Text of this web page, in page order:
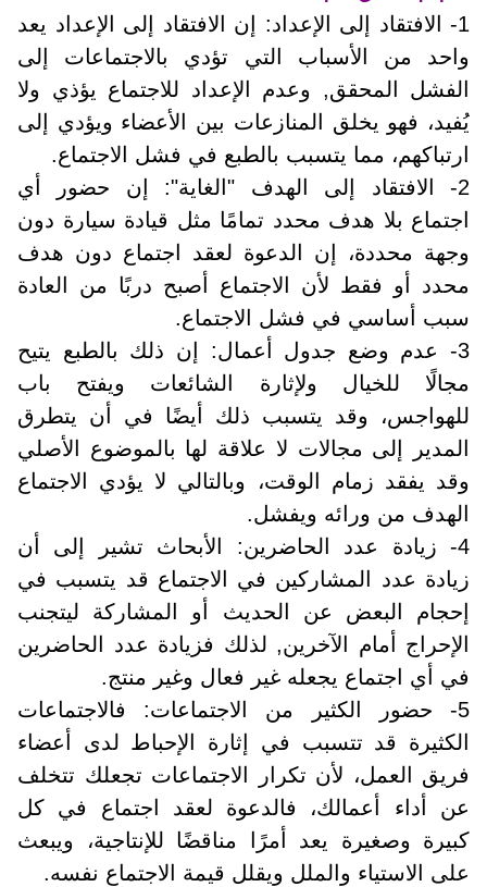
1- الافتقاد إلى الإعداد: إن الافتقاد إلى الإعداد يعد
واحد من الأسباب التي تؤدي بالاجتماعات إلى
الفشل المحقق, وعدم الإعداد للاجتماع يؤذي ولا
يُفيد، فهو يخلق المنازعات بين الأعضاء ويؤدي إلى
ارتباكهم، مما يتسبب بالطبع في فشل الاجتماع.
2- الافتقاد إلى الهدف "الغاية": إن حضور أي
اجتماع بلا هدف محدد تمامًا مثل قيادة سيارة دون
وجهة محددة، إن الدعوة لعقد اجتماع دون هدف
محدد أو فقط لأن الاجتماع أصبح دربًا من العادة
سبب أساسي في فشل الاجتماع.
3- عدم وضع جدول أعمال: إن ذلك بالطبع يتيح
مجالًا للخيال ولإثارة الشائعات ويفتح باب
للهواجس، وقد يتسبب ذلك أيضًا في أن يتطرق
المدير إلى مجالات لا علاقة لها بالموضوع الأصلي
وقد يفقد زمام الوقت، وبالتالي لا يؤدي الاجتماع
الهدف من ورائه ويفشل.
4- زيادة عدد الحاضرين: الأبحاث تشير إلى أن
زيادة عدد المشاركين في الاجتماع قد يتسبب في
إحجام البعض عن الحديث أو المشاركة ليتجنب
الإحراج أمام الآخرين, لذلك فزيادة عدد الحاضرين
في أي اجتماع يجعله غير فعال وغير منتج.
5- حضور الكثير من الاجتماعات: فالاجتماعات
الكثيرة قد تتسبب في إثارة الإحباط لدى أعضاء
فريق العمل، لأن تكرار الاجتماعات تجعلك تتخلف
عن أداء أعمالك، فالدعوة لعقد اجتماع في كل
كبيرة وصغيرة يعد أمرًا مناقضًا للإنتاجية، ويبعث
على الاستياء والملل ويقلل قيمة الاجتماع نفسه.